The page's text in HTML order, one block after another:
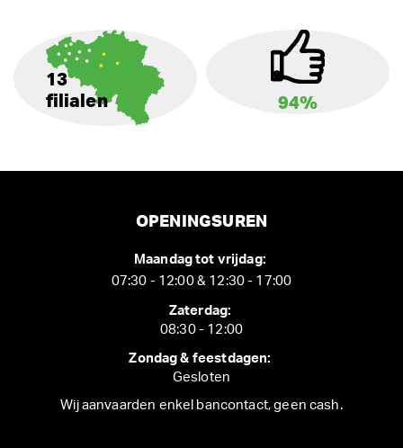
13
filialen
94%
OPENINGSUREN
Maandag tot vrijdag:
07:30 - 12:00 & 12:30 - 17:00
Zaterdag:
08:30 - 12:00
Zondag & feestdagen:
Gesloten
Wij aanvaarden enkel bancontact, geen cash.